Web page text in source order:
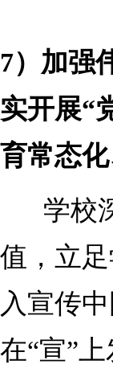
7） 加强
实开展“
育常态
学校
值，立
入宣传
在“宣”